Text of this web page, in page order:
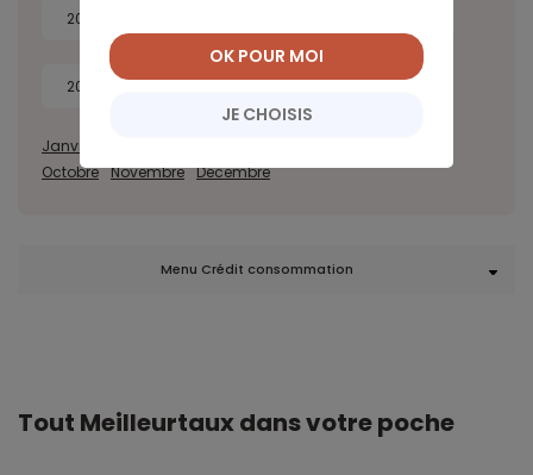
2026
2022 2021 2020
Janvier
Octobre Novembre Décembre
Menu Crédit consommation
Tout Meilleurtaux dans votre poche
JE CHOISIS
OK POUR MOI